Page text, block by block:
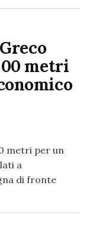
metri
metri per un
a
di fronte